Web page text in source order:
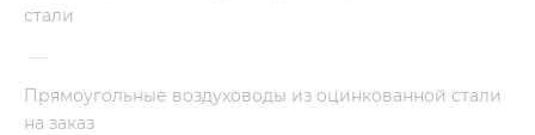
стали
—
Прямоугольные воздуховоды из оцинкованной стали
на заказ